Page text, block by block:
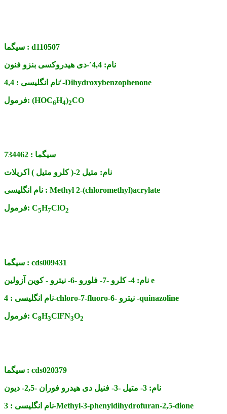
سیگما : d110507
نام: 4,4′-دی هیدروکسی بنزو فنون
نام انگلیسی :4,4′-Dihydroxybenzophenone
فرمول: (HOC6H4)2CO
سیگما : 734462
نام: متیل 2-( کلرو متیل ) اکریلات
نام انگلیسی : Methyl 2-(chloromethyl)acrylate
فرمول: C5H7ClO2
سیگما : cds009431
نام: 4- کلرو -7- فلورو -6- نیترو - کوین آزولین e
نام انگلیسی : 4-chloro-7-fluoro-6- نیترو -quinazoline
فرمول: C8H3ClFN3O2
سیگما : cds020379
نام: 3- متیل -3- فنیل دی هیدرو فوران -2,5- دیون
نام انگلیسی :3-Methyl-3-phenyldihydrofuran-2,5-dione